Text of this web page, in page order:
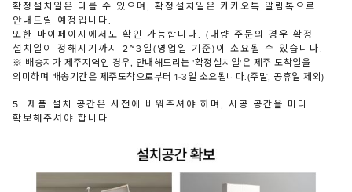
확정설치일은 다를 수 있으며, 확정설치일은 카카오톡 알림톡으로
안내드릴 예정입니다.
또한 마이페이지에서도 확인 가능합니다. (대량 주문의 경우 확정
설치일이 정해지기까지 2~3일(영업일 기준)이 소요될 수 있습니다.
※ 배송지가 제주지역인 경우, 안내해드리는 '확정설치일'은 제주 도착일을
의미하며 배송기간은 제주도착으로부터 1-3일 소요됩니다.(주말, 공휴일 제외)
5. 제품 설치 공간은 사전에 비워주셔야 하며, 시공 공간을 미리
확보해주셔야 합니다.